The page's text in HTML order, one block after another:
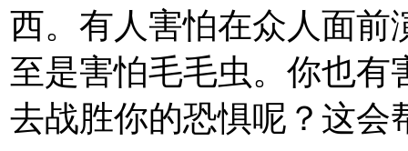
西。有人害怕在众人面前
至是害怕毛毛虫。你也有
去战胜你的恐惧呢？这会